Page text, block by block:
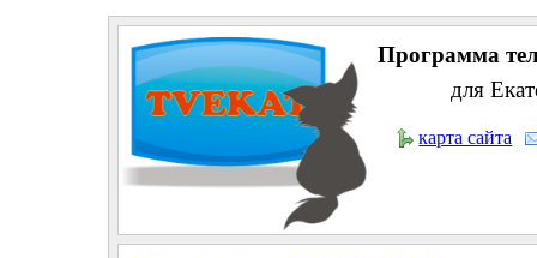
Программа
для
карта сайта